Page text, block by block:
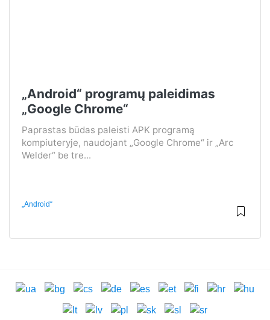
„Android“ programų paleidimas
„Google Chrome“
Paprastas būdas paleisti APK programą
kompiuteryje, naudojant „Google Chrome“ ir „Arc
Welder“ be tre...
„Android“